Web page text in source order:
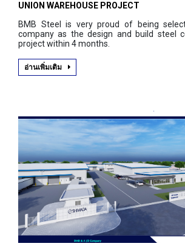
UNION WAREHOUSE PROJECT
BMB Steel is very proud of being
company as the design and build steel
project within 4 months.
อ่านเพิ่มเติม